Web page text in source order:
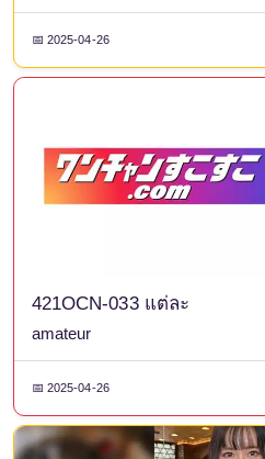
📅 2025-04-26
421OCN-033 แต่ละ
amateur
📅 2025-04-26